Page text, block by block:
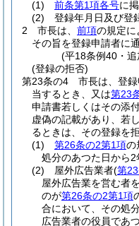
(1)
前条第1項各号に
(2)
登録年月日及び登
2
市長は、 前項の規定に
その旨を登録申請者に
(平18条例40・追
(登録の拒否)
第23条の4
市長は、登
当するとき、又は第23
申請書若しくはその添
虚偽の記載があり、若
るときは、その登録を
(1)
第26条の2第1項の
処分のあつた日から
(2)
屋外広告業者(第
屋外広告業を営む者
のが第26条の2第1項
合において、その処
広告業者の役員であ